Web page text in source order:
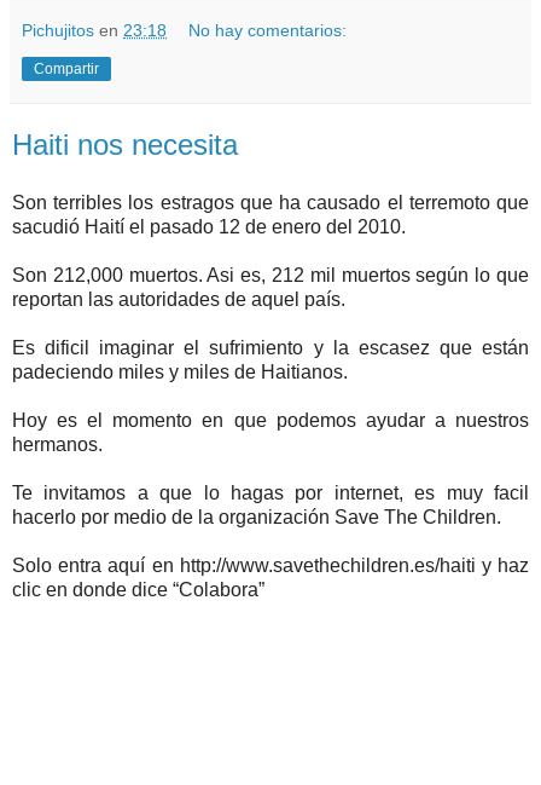
Pichujitos en 23:18 No hay comentarios:
Compartir
Haiti nos necesita
Son terribles los estragos que ha causado el terremoto que
sacudió Haití el pasado 12 de enero del 2010.
Son 212,000 muertos. Asi es, 212 mil muertos según lo que
reportan las autoridades de aquel país.
Es dificil imaginar el sufrimiento y la escasez que están
padeciendo miles y miles de Haitianos.
Hoy es el momento en que podemos ayudar a nuestros
hermanos.
Te invitamos a que lo hagas por internet, es muy facil
hacerlo por medio de la organización Save The Children.
Solo entra aquí en http://www.savethechildren.es/haiti y haz
clic en donde dice “Colabora”